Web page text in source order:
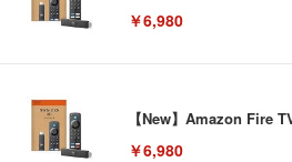
￥6,980
【New】Amazon Fire
￥6,980